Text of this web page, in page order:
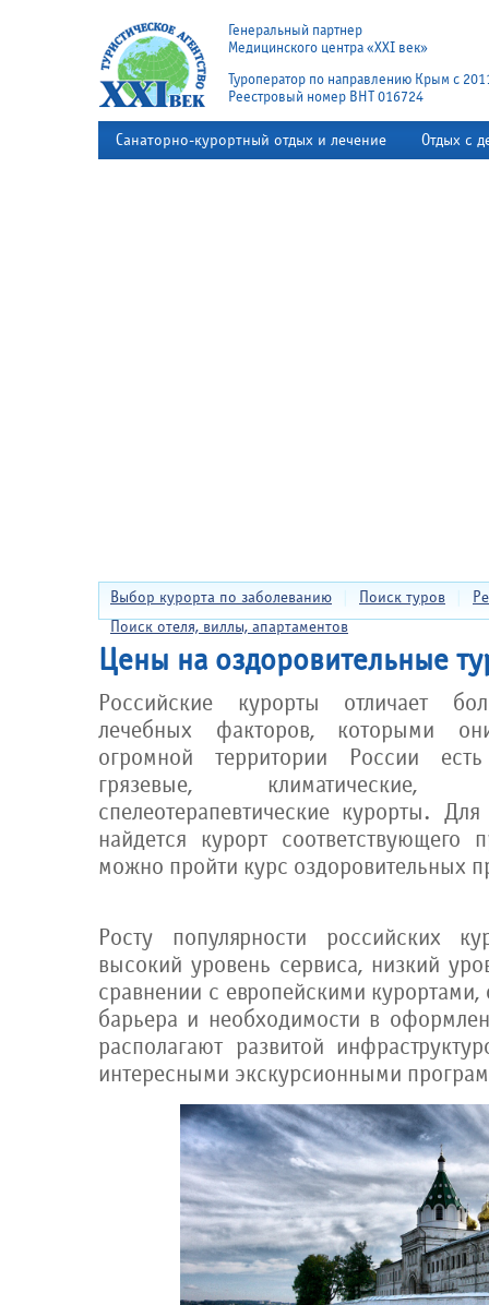
Генеральный партнер
Медицинского центра «XXI век»
Туроператор по направлению Крым с
Реестровый номер ВНТ 016724
Санаторно-курортный отдых и лечение Отдых с
Выбор курорта по заболеванию Поиск туров
Поиск отеля, виллы, апартаментов
Цены на оздоровительные
Российские курорты отличает
лечебных факторов, которыми
огромной территории России есть
грязевые,
спелеотерапевтические курорты.
найдется курорт соответствующего
можно пройти курс оздоровительных
Росту популярности российских
высокий уровень сервиса, низкий
сравнении с европейскими курортами,
барьера и необходимости в
располагают развитой
интересными экскурсионными